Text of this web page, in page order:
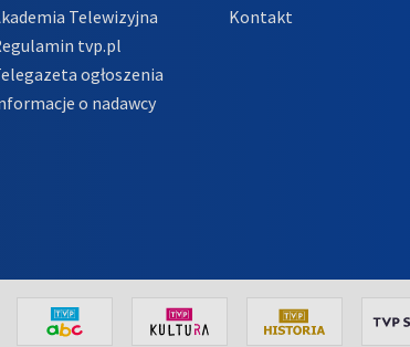
Telewizyjna
tvp.pl
ogłoszenia
o nadawcy
Kontakt